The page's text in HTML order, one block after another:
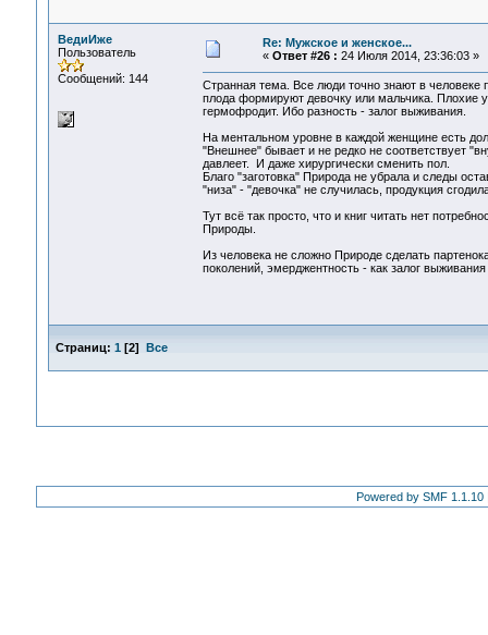
ВедиИже
Пользователь
Сообщений: 144
Re: Мужское и женское...
« Ответ #26 : 24 Июля 2014, 23:36:03 »
Странная тема. Все люди точно знают в
плода формируют девочку или мальчика. Плохие
гермофродит. Ибо разность - залог выживания.
На ментальном уровне в каждой женщине есть
"Внешнее" бывает и не редко не соответствует
давлеет. И даже хирургически сменить пол.
Благо "заготовка" Природа не убрала и следы
"низа" - "девочка" не случилась, продукция
Тут всё так просто, что и книг читать нет
Природы.
Из человека не сложно Природе сделать
поколений, эмерджентность - как залог
Страниц: 1 [2] Все
Powered by SMF 1.1.10